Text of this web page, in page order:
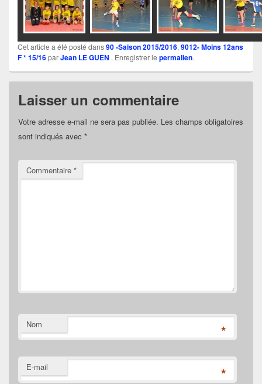
Cet article a été posté dans90 -Saison 2015/2016,9012- Moins 12ans
F * 15/16parJean LE GUEN . Enregistrer le permalien.
Laisser un commentaire
Votre adresse e-mail ne sera pas publiée. Les champs obligatoires
sont indiqués avec *
Commentaire *
Nom *
E-mail *